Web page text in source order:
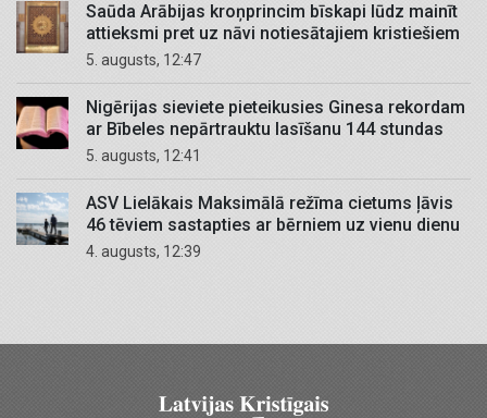
Saūda Arābijas kroņprincim bīskapi lūdz mainīt
attieksmi pret uz nāvi notiesātajiem kristiešiem
5. augusts, 12:47
Nigērijas sieviete pieteikusies Ginesa rekordam
ar Bībeles nepārtrauktu lasīšanu 144 stundas
5. augusts, 12:41
ASV Lielākais Maksimālā režīma cietums ļāvis
46 tēviem sastapties ar bērniem uz vienu dienu
4. augusts, 12:39